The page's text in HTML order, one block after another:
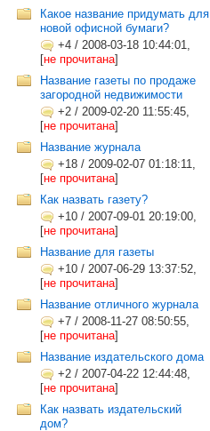
Какое название придумать для
новой офисной бумаги?
+4 / 2008-03-18 10:44:01,
[не прочитана]
Название газеты по продаже
загородной недвижимости
+2 / 2009-02-20 11:55:45,
[не прочитана]
Название журнала
+18 / 2009-02-07 01:18:11,
[не прочитана]
Как назвать газету?
+10 / 2007-09-01 20:19:00,
[не прочитана]
Название для газеты
+10 / 2007-06-29 13:37:52,
[не прочитана]
Название отличного журнала
+7 / 2008-11-27 08:50:55,
[не прочитана]
Название издательского дома
+2 / 2007-04-22 12:44:48,
[не прочитана]
Как назвать издательский
дом?